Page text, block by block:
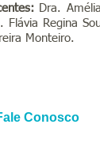
Dra.
Flávia Regina
Monteiro.
Conosco